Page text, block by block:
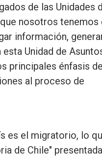
de las Unidades
nosotros tenemos
información,
Unidad de
principales énfasis de
al proceso de
es el migratorio, lo
de Chile" presentada